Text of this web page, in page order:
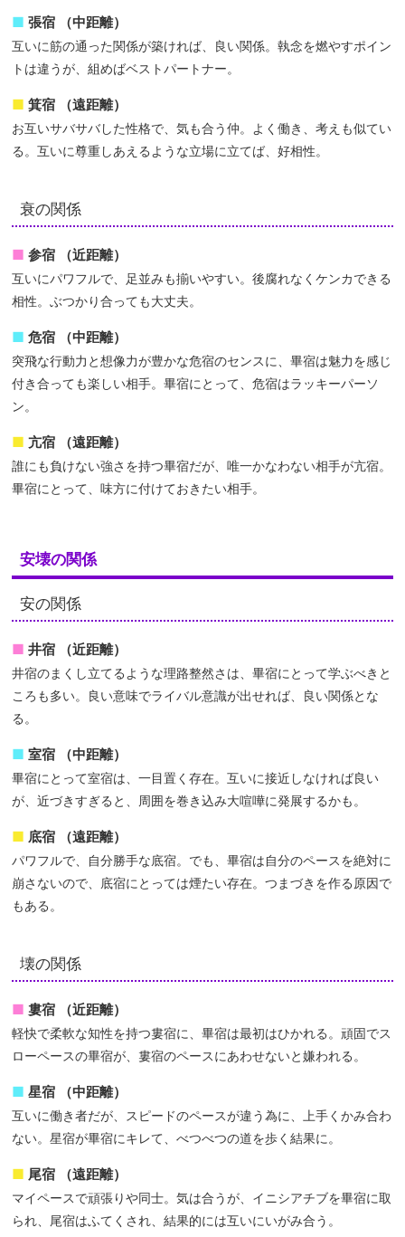
張宿 （中距離）
互いに筋の通った関係が築ければ、良い関係。執念を燃やすポイン
トは違うが、組めばベストパートナー。
箕宿 （遠距離）
お互いサバサバした性格で、気も合う仲。よく働き、考えも似てい
る。互いに尊重しあえるような立場に立てば、好相性。
衰の関係
参宿 （近距離）
互いにパワフルで、足並みも揃いやすい。後腐れなくケンカできる
相性。ぶつかり合っても大丈夫。
危宿 （中距離）
突飛な行動力と想像力が豊かな危宿のセンスに、畢宿は魅力を感じ
付き合っても楽しい相手。畢宿にとって、危宿はラッキーパーソ
ン。
亢宿 （遠距離）
誰にも負けない強さを持つ畢宿だが、唯一かなわない相手が亢宿。
畢宿にとって、味方に付けておきたい相手。
安壊の関係
安の関係
井宿 （近距離）
井宿のまくし立てるような理路整然さは、畢宿にとって学ぶべきと
ころも多い。良い意味でライバル意識が出せれば、良い関係とな
る。
室宿 （中距離）
畢宿にとって室宿は、一目置く存在。互いに接近しなければ良い
が、近づきすぎると、周囲を巻き込み大喧嘩に発展するかも。
底宿 （遠距離）
パワフルで、自分勝手な底宿。でも、畢宿は自分のペースを絶対に
崩さないので、底宿にとっては煙たい存在。つまづきを作る原因で
もある。
壊の関係
婁宿 （近距離）
軽快で柔軟な知性を持つ婁宿に、畢宿は最初はひかれる。頑固でス
ローペースの畢宿が、婁宿のペースにあわせないと嫌われる。
星宿 （中距離）
互いに働き者だが、スピードのペースが違う為に、上手くかみ合わ
ない。星宿が畢宿にキレて、べつべつの道を歩く結果に。
尾宿 （遠距離）
マイペースで頑張りや同士。気は合うが、イニシアチブを畢宿に取
られ、尾宿はふてくされ、結果的には互いにいがみ合う。